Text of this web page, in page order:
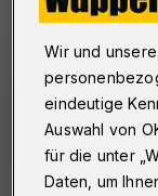
Wir und unsere
eindeutige
Auswahl von
für die unter
Daten, um